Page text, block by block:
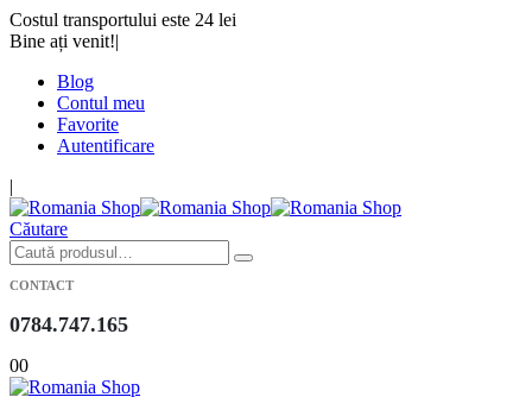
Costul transportului este 24 lei
Bine ați venit!|
Blog
Contul meu
Favorite
Autentificare
|
Căutare
CONTACT
0784.747.165
00